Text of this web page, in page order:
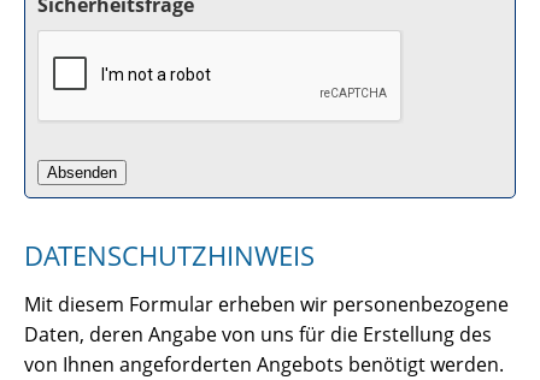
DATENSCHUTZHINWEIS
Mit diesem Formular erheben wir personenbezogene
Daten, deren Angabe von uns für die Erstellung des
von Ihnen angeforderten Angebots benötigt werden.